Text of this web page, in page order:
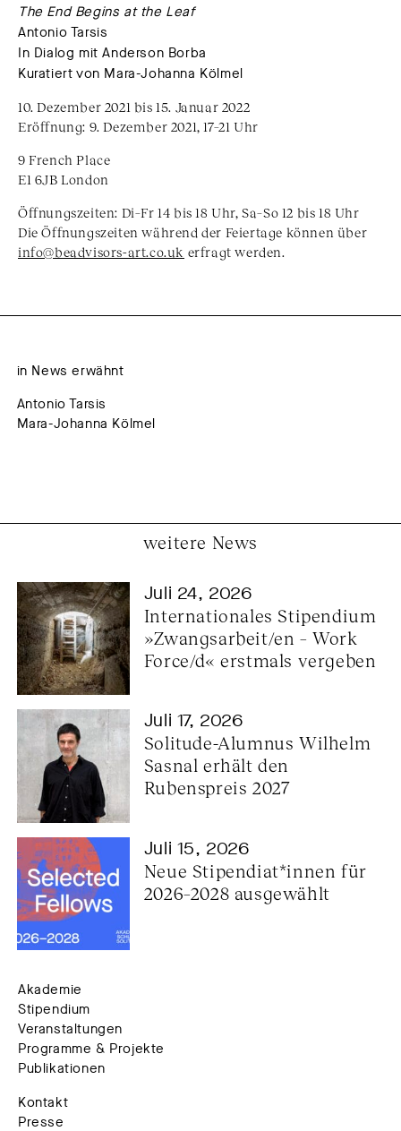
The End Begins at the Leaf
Antonio Tarsis
In Dialog mit Anderson Borba
Kuratiert von Mara-Johanna Kölmel
10. Dezember 2021 bis 15. Januar 2022
Eröffnung: 9. Dezember 2021, 17–21 Uhr
9 French Place
E1 6JB London
Öffnungszeiten: Di–Fr 14 bis 18 Uhr, Sa–So 12 bis 18 Uhr
Die Öffnungszeiten während der Feiertage können über
info@beadvisors-art.co.uk erfragt werden.
in News erwähnt
Antonio Tarsis
Mara-Johanna Kölmel
weitere News
Juli 24, 2026
Internationales Stipendium
»Zwangsarbeit/en – Work
Force/d« erstmals vergeben
Juli 17, 2026
Solitude-Alumnus Wilhelm
Sasnal erhält den
Rubenspreis 2027
Juli 15, 2026
Neue Stipendiat*innen für
2026–2028 ausgewählt
Akademie
Stipendium
Veranstaltungen
Programme & Projekte
Publikationen
Kontakt
Presse